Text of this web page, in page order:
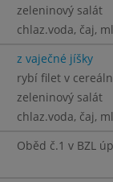
zeleninový salát
chlaz.voda, čaj,
z vaječné jíšky
rybí filet v
zeleninový salát
chlaz.voda, čaj,
Oběd č.1 v BZL